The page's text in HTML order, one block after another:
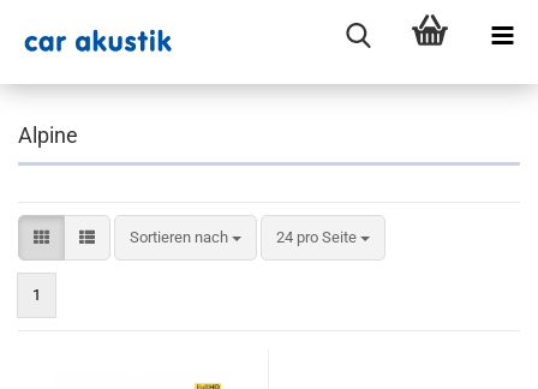
Alpine
Sortieren nach
Sortieren nach 24 pro Seite
pro Seite
1